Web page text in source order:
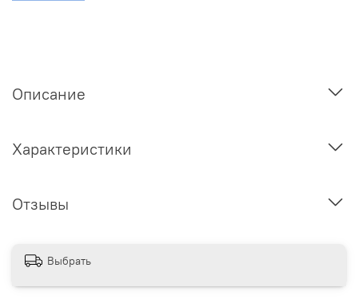
Описание
Характеристики
Отзывы
Выбрать